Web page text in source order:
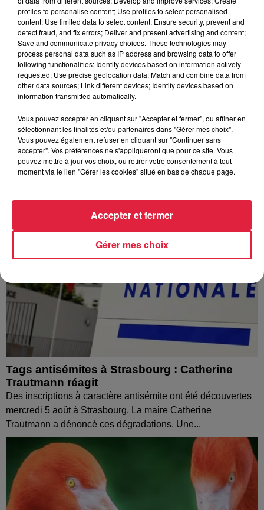
À Hoerdt, de l’eau brune sort des robinets
Depuis plusieurs jours, des habitants de Hoerdt ont vu de
l’eau brune s’écouler de leurs robinets. Face aux
nombreuses interrogations, la municipalité a pris...
Tags antisémites à Strasbourg : Catherine
Trautmann réagit
Des inscriptions à caractère antisémite ont été découvertes
mercredi 5 août à Strasbourg. La maire Catherine
Trautmann a dénoncé ces dégradations. Une...
profiles to personalise content; Use profiles to select personalised
content; Use limited data to select content; Ensure security, prevent and
detect fraud, and fix errors; Deliver and present advertising and content;
Save and communicate privacy choices. These technologies may
process personal data such as IP address and browsing data to offer
following functionalities: Identify devices based on information actively
requested; Use precise geolocation data; Match and combine data from
other data sources; Link different devices; Identify devices based on
information transmitted automatically.
Vous pouvez accepter en cliquant sur "Accepter et fermer", ou affiner en
sélectionnant les finalités et/ou partenaires dans "Gérer mes choix".
Vous pouvez également refuser en cliquant sur "Continuer sans
accepter". Vos préférences ne s'appliqueront que pour ce site. Vous
pouvez mettre à jour vos choix, ou retirer votre consentement à tout
moment via le lien "Gérer les cookies" situé en bas de chaque page.
Gérer mes choix
Accepter et fermer